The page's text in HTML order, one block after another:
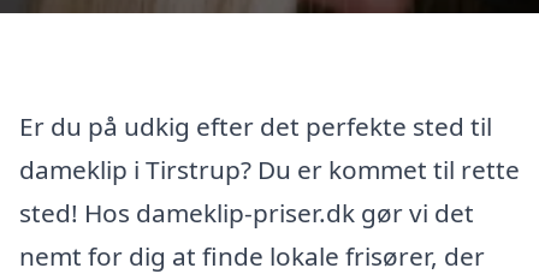
Er du på udkig efter det perfekte sted til
dameklip i Tirstrup? Du er kommet til rette
sted! Hos dameklip-priser.dk gør vi det
nemt for dig at finde lokale frisører, der